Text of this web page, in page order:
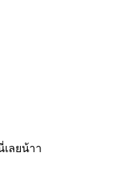
ลยน้าา